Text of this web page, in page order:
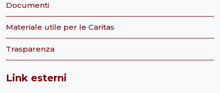
Documenti
Materiale utile per le Caritas
Trasparenza
Link esterni